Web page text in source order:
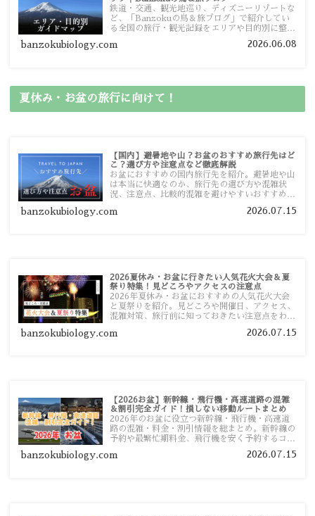
鉄道・交通、観光地巡り、ディズニーリゾートな
ど、「Banzokuの鳥＆旅ブログ」で紹介してい
る全国の旅行・観光記録をエリアや目的別に整理
ガイドマップからスムーズに見つけていただけま
banzokubiology.com 2026.06.08
夏休み・お盆の旅行に向けて！
【国内】避暑地や山？お盆のおすすめ旅行先はど
こ？選び方や注意点など徹底解説
お盆におすすめの国内旅行先を紹介。避暑地や山
は本当に快適なのか、旅行先の選び方や混雑状
況、注意点、比較的混雑を避けやすいおすすめス
す。
banzokubiology.com 2026.07.15
2026夏休み・お盆に行きたい人気花火大会＆夏
祭り特集！見どころやアクセスの注意点
2026年夏休み・お盆におすすめの人気花火大会
と夏祭りを紹介。見どころや開催日、アクセス、
混雑対策、旅行前に知っておきたい注意点をわか
banzokubiology.com 2026.07.15
【2026お盆】新幹線・飛行機・高速道路の混雑
＆割引完全ガイド！損しない移動ルートまとめ
2026年のお盆に役立つ新幹線・飛行機・高速道
路の混雑・料金・割引情報を総まとめ。新幹線の
予約や最繁忙期料金、飛行機を安く予約するコ
い移動方法を分かりやすく解説します。
banzokubiology.com 2026.07.15